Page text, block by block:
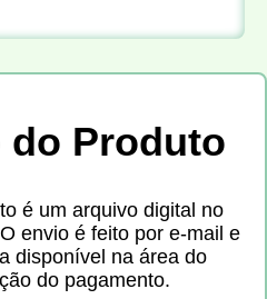
do Produto
é um arquivo digital no
envio é feito por e-mail e
disponível na área do
do pagamento.